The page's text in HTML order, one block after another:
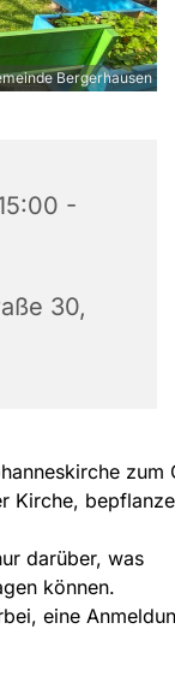
Bergerhausen
-
30,
zum
Kirche,
darüber, was
können.
eine